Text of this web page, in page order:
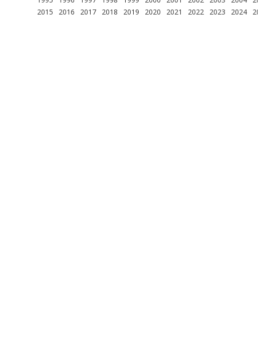
2015
2016 2017 2018 2019 2020 2021 2022 2023 2024